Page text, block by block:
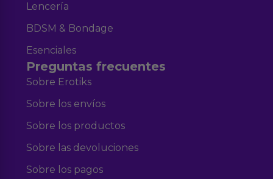
Lencería
BDSM & Bondage
Esenciales
Preguntas frecuentes
Sobre Erotiks
Sobre los envíos
Sobre los productos
Sobre las devoluciones
Sobre los pagos